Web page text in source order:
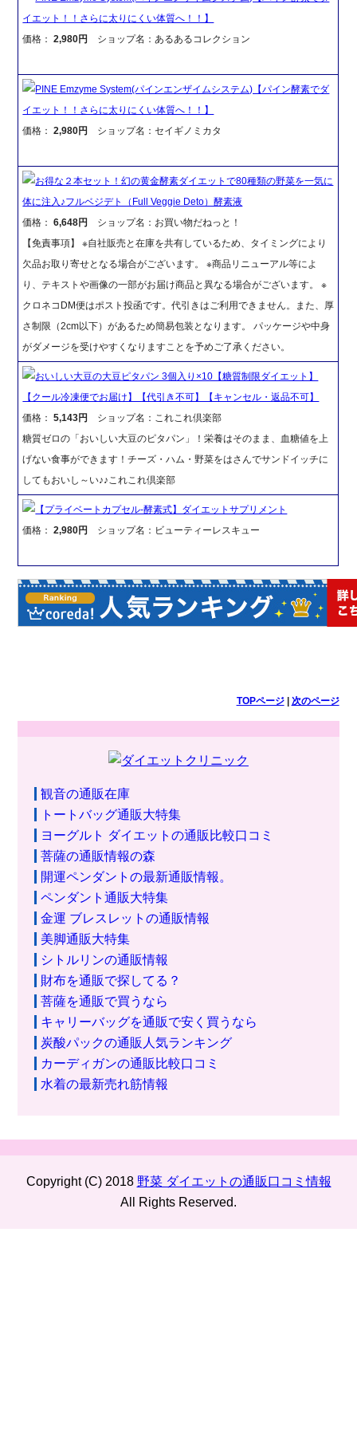
イエット！！さらに太りにくい体質へ！！】
価格：2,980円 ショップ名：あるあるコレクション
PINE Emzyme System(パインエンザイムシステム)【パイン酵素でダ
イエット！！さらに太りにくい体質へ！！】
価格：2,980円 ショップ名：セイギノミカタ
お得な２本セット！幻の黄金酵素ダイエットで80種類の野菜を一気に
体に注入♪フルベジデト（Full Veggie Deto）酵素液
価格：6,648円
ショップ名：お買い物だねっと！
【免責事項】 ※自社販売と在庫を共有しているため、タイミングにより
欠品お取り寄せとなる場合がございます。 ※商品リニューアル等によ
り、テキストや画像の一部がお届け商品と異なる場合がございます。 ※
クロネコDM便はポスト投函です。代引きはご利用できません。また、厚
さ制限（2cm以下）があるため簡易包装となります。 パッケージや中身
がダメージを受けやすくなりますことを予めご了承ください。
おいしい大豆の大豆ピタパン 3個入り×10【糖質制限ダイエット】
【クール冷凍便でお届け】【代引き不可】【キャンセル・返品不可】
価格：5,143円
ショップ名：これこれ倶楽部
糖質ゼロの「おいしい大豆のピタパン」！栄養はそのまま、血糖値を上
げない食事ができます！チーズ・ハム・野菜をはさんでサンドイッチに
してもおいし～い♪♪これこれ倶楽部
【プライベートカプセル-酵素式】ダイエットサプリメント
価格：2,980円 ショップ名：ビューティーレスキュー
TOPページ| 次のページ
観音の通販在庫
トートバッグ通販大特集
ヨーグルト ダイエットの通販比較口コミ
菩薩の通販情報の森
開運ペンダントの最新通販情報。
ペンダント通販大特集
金運 ブレスレットの通販情報
美脚通販大特集
シトルリンの通販情報
財布を通販で探してる？
菩薩を通販で買うなら
キャリーバッグを通販で安く買うなら
炭酸パックの通販人気ランキング
カーディガンの通販比較口コミ
水着の最新売れ筋情報
Copyright (C) 2018 野菜 ダイエットの通販口コミ情報
All Rights Reserved.